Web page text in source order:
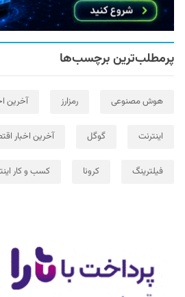
پرمطلب‌ترین برچسب‌ها
هوش مصنوعی رمزارز آخرین
اینترنت گوگل آخرین اخبار
فیلترینگ کرونا کسب و کار